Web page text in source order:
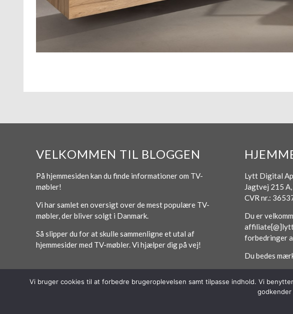
VELKOMMEN TIL BLOGGEN
På hjemmesiden kan du finde informationer om TV-
møbler!
Vi har samlet en oversigt over de mest populære TV-
møbler, der bliver solgt i Danmark.
Så slipper du for at skulle sammenligne et utal af
hjemmesider med TV-møbler. Vi hjælper dig på vej!
Lytt Digital
Jagtvej 215
CVR nr.:
Du er
forbedringer
Du bedes
Vi bruger cookies til at forbedre brugeroplevelsen samt tilpasse indhold. Vi